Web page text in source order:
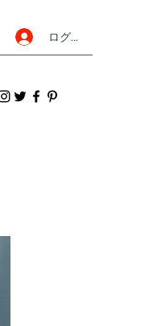
ログイン